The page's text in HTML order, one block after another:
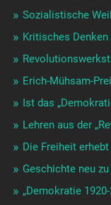
Sozialistische
Kritisches
Erich-Mühsam-
Ist das
Lehren aus der
Die Freiheit
Geschichte neu
„Demokratie 1920-